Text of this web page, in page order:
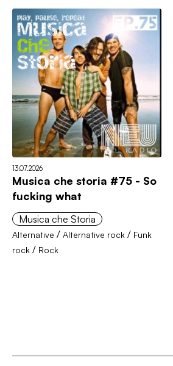
13.07.2026
Musica che storia #75 - So
fucking what
Musica che Storia
Alternative / Alternative rock / Funk
rock / Rock